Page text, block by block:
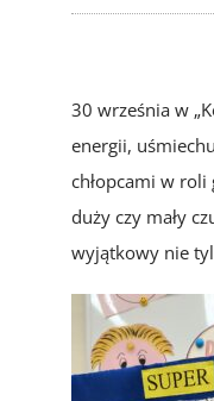
30 września w
energii,
chłopcami w roli
duży czy mały
wyjątkowy nie